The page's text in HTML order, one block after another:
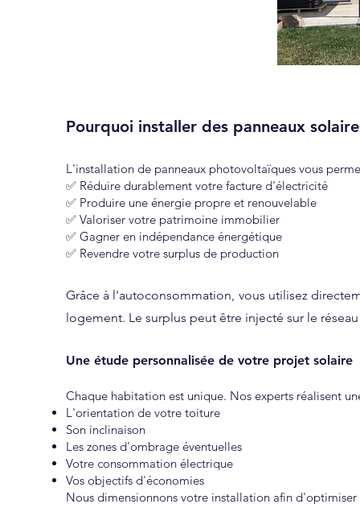
Pourquoi installer des panneaux
L'installation de panneaux photovoltaïques vous
✅ Réduire durablement votre facture d'électricité
✅ Produire une énergie propre et renouvelable
✅ Valoriser votre patrimoine immobilier
✅ Gagner en indépendance énergétique
✅ Revendre votre surplus de production
Grâce à l'autoconsommation, vous utilisez
logement. Le surplus peut être injecté sur le
Une étude personnalisée de votre projet solaire
Chaque habitation est unique. Nos experts réalisent
L'orientation de votre toiture
Son inclinaison
Les zones d'ombrage éventuelles
Votre consommation électrique
Vos objectifs d'économies
Nous dimensionnons votre installation afin